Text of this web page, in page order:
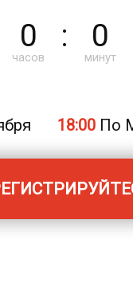
0
часов
: 0
минут
18:00 По